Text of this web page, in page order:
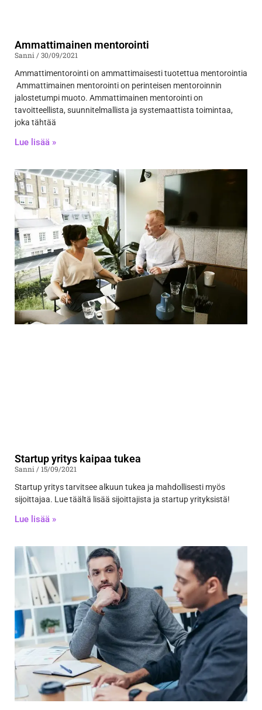
Ammattimainen mentorointi
Sanni
30/09/2021
Ammattimentorointi on ammattimaisesti tuotettua mentorointia
Ammattimainen mentorointi on perinteisen mentoroinnin
jalostetumpi muoto. Ammattimainen mentorointi on
tavoitteellista, suunnitelmallista ja systemaattista toimintaa,
joka tähtää
Lue lisää »
Startup yritys kaipaa tukea
Sanni
15/09/2021
Startup yritys tarvitsee alkuun tukea ja mahdollisesti myös
sijoittajaa. Lue täältä lisää sijoittajista ja startup yrityksistä!
Lue lisää »